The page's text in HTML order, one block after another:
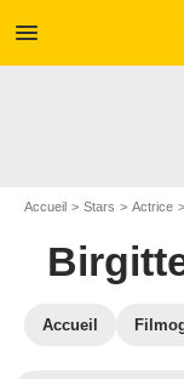
menu
Accueil Stars Actrice
Accueil